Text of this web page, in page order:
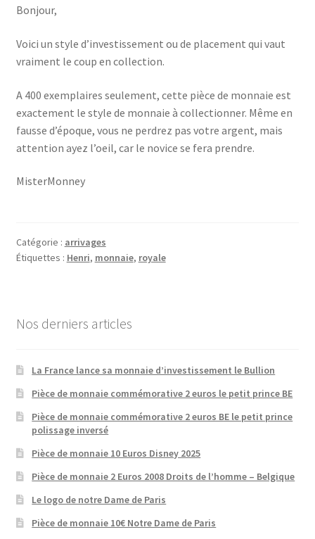
Bonjour,
Voici un style d’investissement ou de placement qui vaut
vraiment le coup en collection.
A 400 exemplaires seulement, cette pièce de monnaie est
exactement le style de monnaie à collectionner. Même en
fausse d’époque, vous ne perdrez pas votre argent, mais
attention ayez l’oeil, car le novice se fera prendre.
MisterMonney
Catégorie : arrivages
Étiquettes : Henri, monnaie, royale
Nos derniers articles
La France lance sa monnaie d’investissement le Bullion
Pièce de monnaie commémorative 2 euros le petit prince BE
Pièce de monnaie commémorative 2 euros BE le petit prince
polissage inversé
Pièce de monnaie 10 Euros Disney 2025
Pièce de monnaie 2 Euros 2008 Droits de l’homme – Belgique
Le logo de notre Dame de Paris
Pièce de monnaie 10€ Notre Dame de Paris